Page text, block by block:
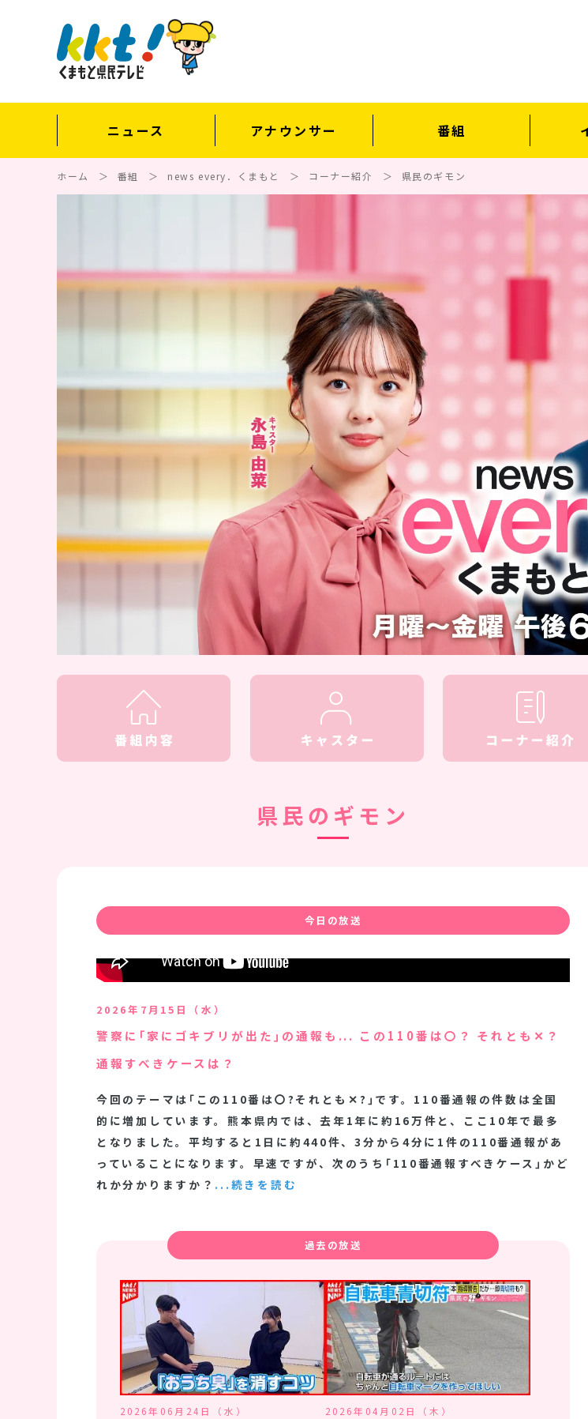
ニュース アナウンサー 番組
ホーム 番組 news every．くまもと コーナー紹介 県民のギモン
県民のギモン
今日の放送
2026年7月15日（水）
警察に｢家にゴキブリが出た｣の通報も... この110番は〇？ それとも✕？
通報すべきケースは？
今回のテーマは｢この110番は〇?それとも✕?｣です。110番通報の件数は全国
的に増加しています。熊本県内では、去年1年に約16万件と、ここ10年で最多
となりました。平均すると1日に約440件、3分から4分に1件の110番通報があ
っていることになります。早速ですが、次のうち｢110番通報すべきケース｣かど
れか分かりますか？ ...続きを読む
過去の放送
2026年06月24日（水） 2026年04月02日（木）